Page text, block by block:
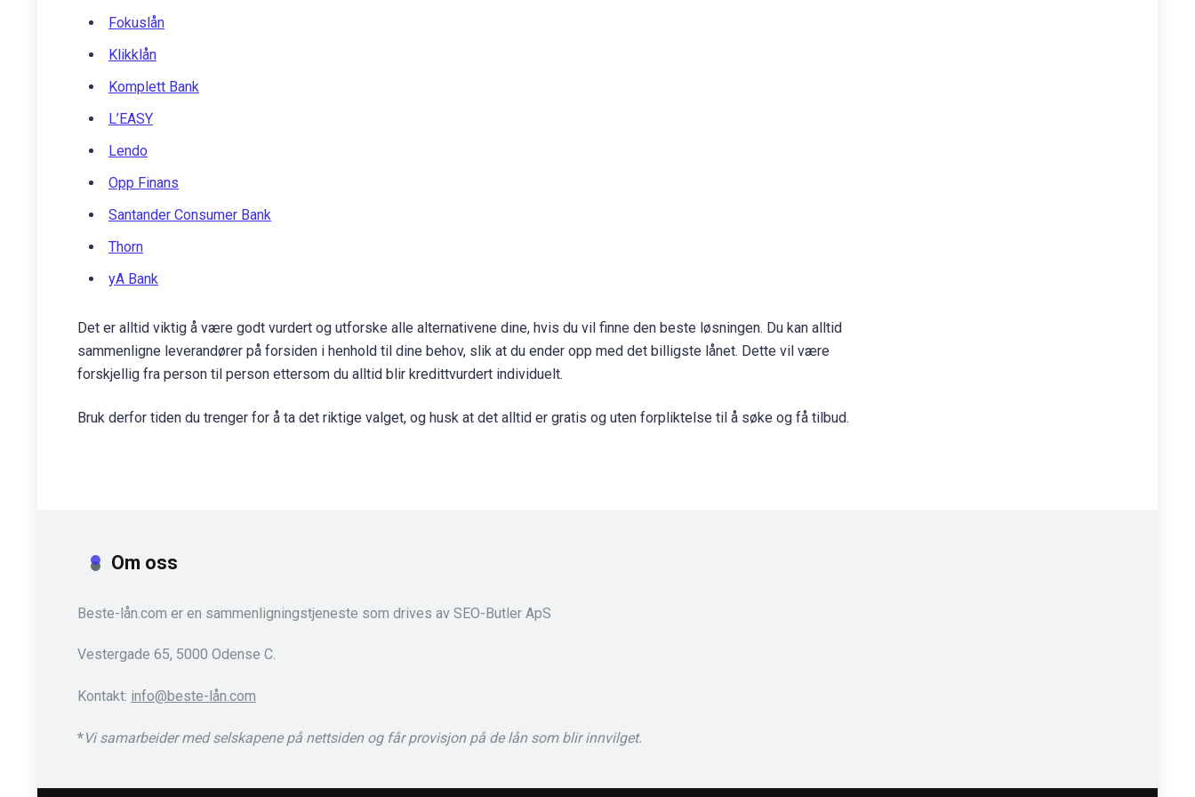
Fokuslån
Klikklån
Komplett Bank
L’EASY
Lendo
Opp Finans
Santander Consumer Bank
Thorn
yA Bank
Det er alltid viktig å være godt vurdert og utforske alle alternativene dine, hvis du vil finne den beste løsningen. Du kan alltid
sammenligne leverandører på forsiden i henhold til dine behov, slik at du ender opp med det billigste lånet. Dette vil være
forskjellig fra person til person ettersom du alltid blir kredittvurdert individuelt.
Bruk derfor tiden du trenger for å ta det riktige valget, og husk at det alltid er gratis og uten forpliktelse til å søke og få tilbud.
Om oss
Beste-lån.com er en sammenligningstjeneste som drives av SEO-Butler ApS
Vestergade 65, 5000 Odense C.
Kontakt: info@beste-lån.com
*Vi samarbeider med selskapene på nettsiden og får provisjon på de lån som blir innvilget.